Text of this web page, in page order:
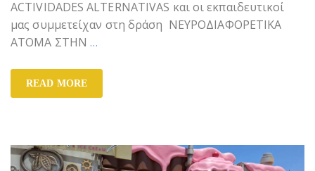
ACTIVIDADES ALTERNATIVAS και οι εκπαιδευτικοί
μας συμμετείχαν στη δράση ΝΕΥΡΟΔΙΑΦΟΡΕΤΙΚΑ
ΑΤΟΜΑ ΣΤΗΝ…
READ MORE